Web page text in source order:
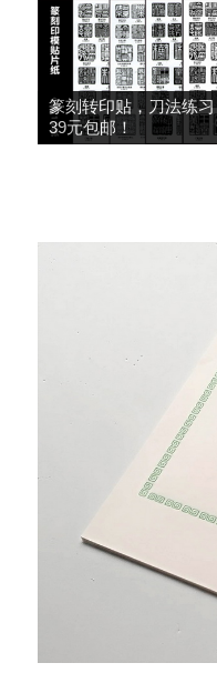
篆刻转印贴，刀法练
39元包邮！